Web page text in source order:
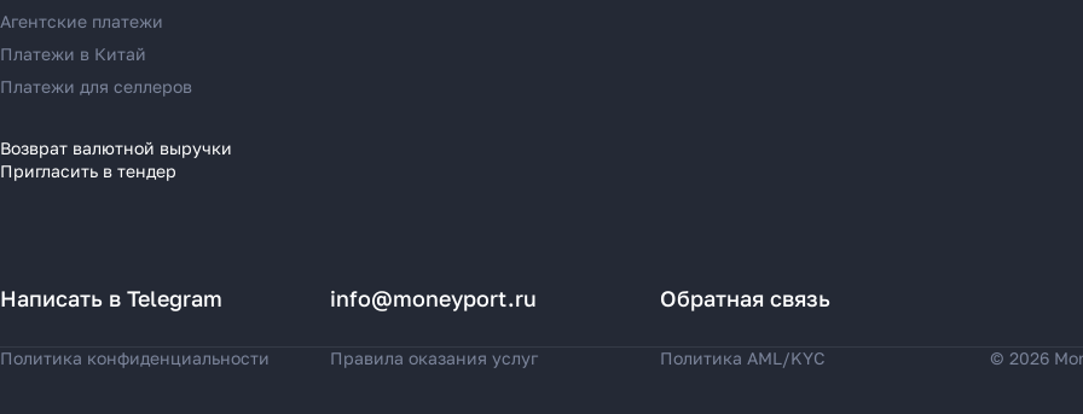
Переводы в Ирландию
Переводы в Испанию
Переводы в Италию
Переводы в Латвию
Переводы в Литву
Переводы в Польшу
Переводы в Румынию
Агентские платежи
Платежи в Китай
Платежи для селлеров
Возврат валютной выручки
Пригласить в тендер
Написать в Telegram info@moneyport.ru Обратная связь
Политика конфиденциальности Правила оказания услуг Политика AML/KYC © 2026